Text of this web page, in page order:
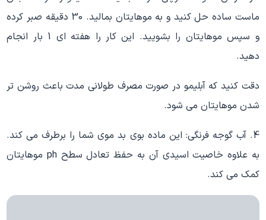
ماست ساده حل کنید و به موهایتان بمالید. 30 دقیقه صبر کرده
و سپس موهایتان را بشویید. این کار را هفته ای 1 بار انجام
دهید.
دقت کنید که آبلیمو در صورت مصرف طولانی مدت باعث روشن تر
شدن موهایتان می شود.
4. آب گوجه فرنگی: این ماده بوی بد موی شما را برطرف می کند.
به علاوه خاصیت اسیدی آن به حفظ تعادل سطح ph موهایتان
کمک می کند.